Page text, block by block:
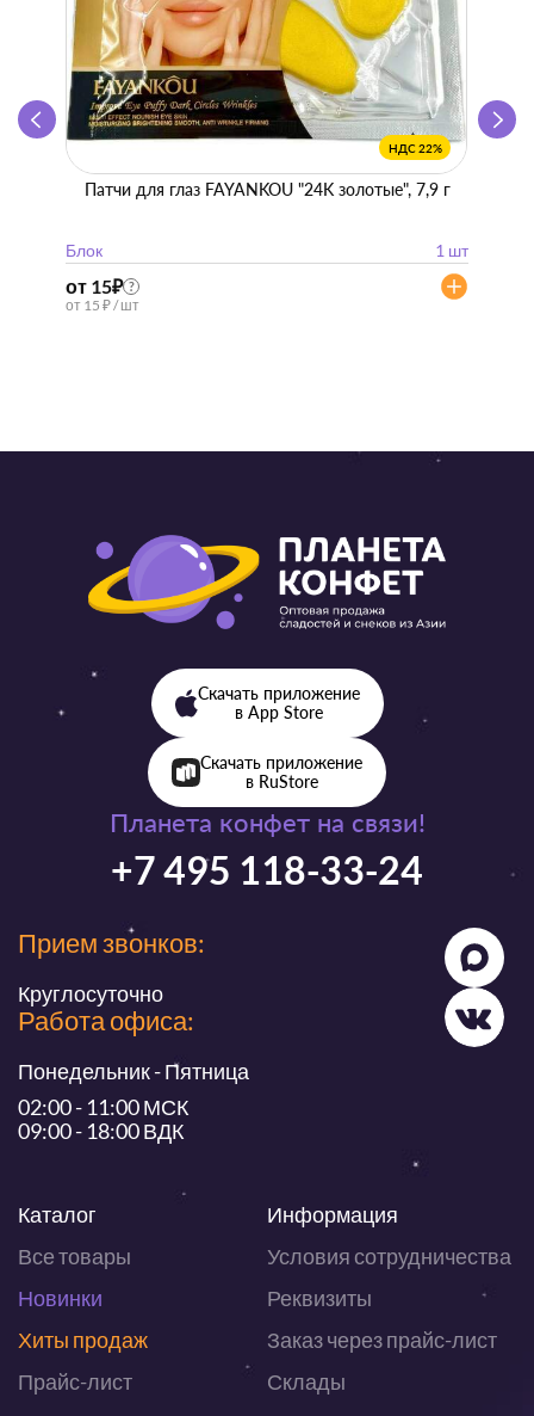
НДС 22%
Патчи для глаз FAYANKOU "24K золотые", 7,9 г
Блок 1 шт
от 15₽ ?
от 15 ₽ / шт
Планета конфет на связи!
+7 495 118-33-24
Прием звонков:
Круглосуточно
Работа офиса:
Понедельник - Пятница
02:00 - 11:00 МСК
09:00 - 18:00 ВДК
Каталог
Все товары
Новинки
Хиты продаж
Прайс-лист
Информация
Условия сотрудничества
Реквизиты
Заказ через прайс-лист
Склады
Скачать приложение
в App Store
Скачать приложение
в RuStore